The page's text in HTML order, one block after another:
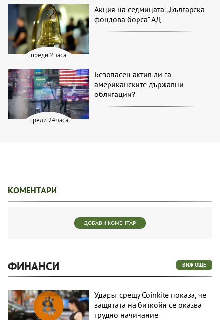
преди 2 часа
Акция на седмицата: „Българска
фондова борса“ АД
преди 24 часа
Безопасен актив ли са
американските държавни
облигации?
КОМЕНТАРИ
ДОБАВИ КОМЕНТАР
ФИНАНСИ ВИЖ ОЩЕ
Ударът срещу Coinkite показа, че
защитата на биткойн се оказва
трудно начинание